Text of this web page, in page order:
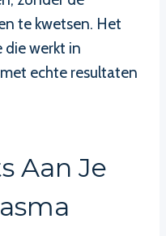
te kwetsen. Het
die werkt in
echte resultaten
Aan Je